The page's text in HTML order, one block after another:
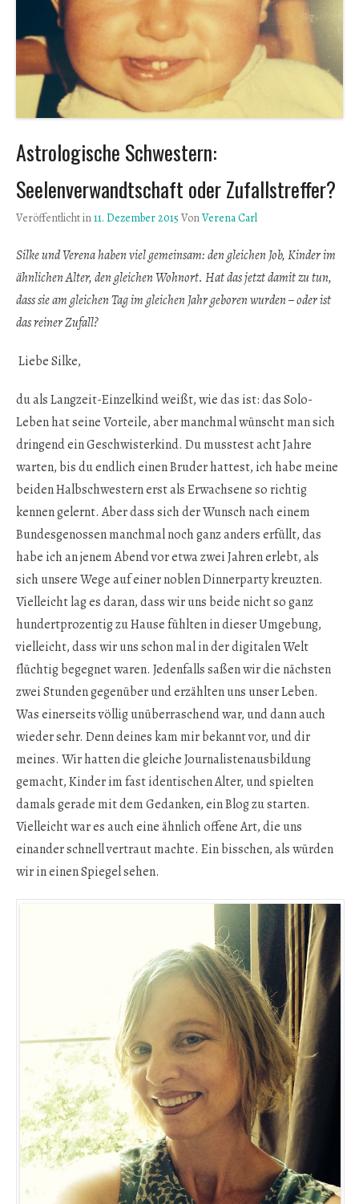
Astrologische Schwestern:
Seelenverwandtschaft oder Zufallstreffer?
Veröffentlicht in11. Dezember 2015 VonVerena Carl
Silke und Verena haben viel gemeinsam: den gleichen Job, Kinder im
ähnlichen Alter, den gleichen Wohnort. Hat das jetzt damit zu tun,
dass sie am gleichen Tag im gleichen Jahr geboren wurden – oder ist
das reiner Zufall?
Liebe Silke,
du als Langzeit-Einzelkind weißt, wie das ist: das Solo-
Leben hat seine Vorteile, aber manchmal wünscht man sich
dringend ein Geschwisterkind. Du musstest acht Jahre
warten, bis du endlich einen Bruder hattest, ich habe meine
beiden Halbschwestern erst als Erwachsene so richtig
kennen gelernt. Aber dass sich der Wunsch nach einem
Bundesgenossen manchmal noch ganz anders erfüllt, das
habe ich an jenem Abend vor etwa zwei Jahren erlebt, als
sich unsere Wege auf einer noblen Dinnerparty kreuzten.
Vielleicht lag es daran, dass wir uns beide nicht so ganz
hundertprozentig zu Hause fühlten in dieser Umgebung,
vielleicht, dass wir uns schon mal in der digitalen Welt
flüchtig begegnet waren. Jedenfalls saßen wir die nächsten
zwei Stunden gegenüber und erzählten uns unser Leben.
Was einerseits völlig unüberraschend war, und dann auch
wieder sehr. Denn deines kam mir bekannt vor, und dir
meines. Wir hatten die gleiche Journalistenausbildung
gemacht, Kinder im fast identischen Alter, und spielten
damals gerade mit dem Gedanken, ein Blog zu starten.
Vielleicht war es auch eine ähnlich offene Art, die uns
einander schnell vertraut machte. Ein bisschen, als würden
wir in einen Spiegel sehen.